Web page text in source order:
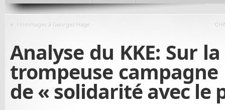
« Hommages à Georges Hage
Analyse du KKE: Sur
trompeuse
de « solidarité avec le